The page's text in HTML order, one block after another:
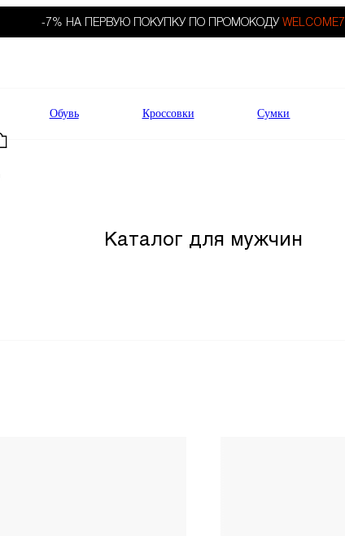
-7% НА ПЕРВУЮ ПОКУПКУ ПО ПРОМОКОДУ WELCOME7.
Обувь Кроссовки Сумки
Каталог для мужчин